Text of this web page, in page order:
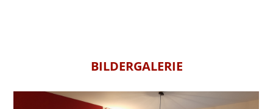
BILDERGALERIE